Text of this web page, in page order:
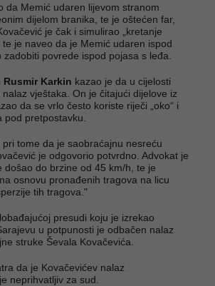
da Memić udaren lijevom stranom
dijelom branika, te je oštećen far,
je čak i simulirao „kretanje
te je naveo da je Memić udaren ispod
povrede ispod pojasa s leđa.
Rusmir Karkin kazao je da u cijelosti
vještaka. On je čitajući dijelove iz
da se vrlo često koriste riječi „oko“ i
pod pretpostavku.
tome da je saobraćajnu nesreću
je odgovorio potvrdno. Advokat je
došao do brzine od 45 km/h, te je
osnovu pronađenih tragova na licu
tih tragova."
presudi koju je izrekao
u potpunosti je odbačen nalaz
struke Ševala Kovačevića.
da je Kovačevićev nalaz
neprihvatljiv za sud.